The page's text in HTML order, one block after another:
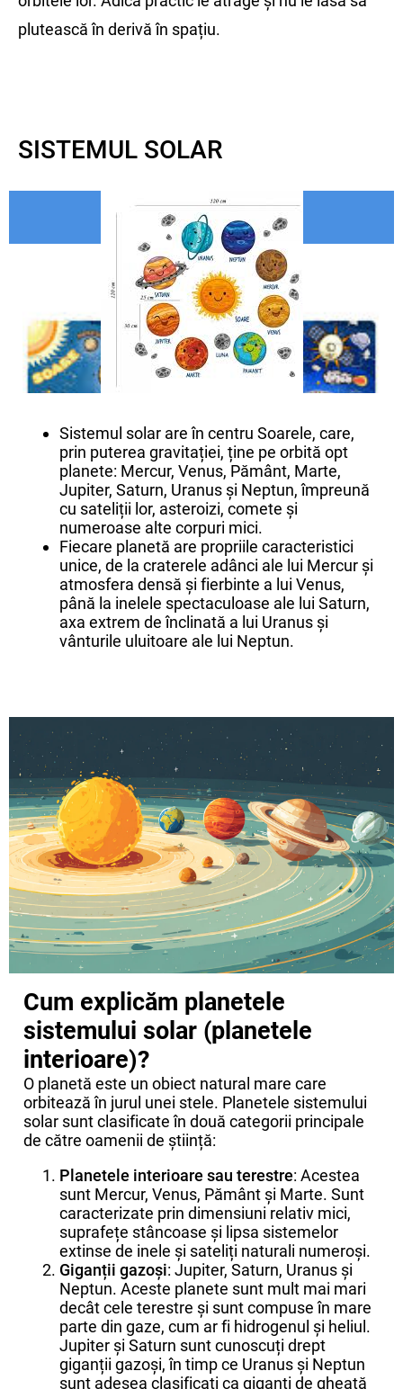
plutească în derivă în spațiu.
SISTEMUL SOLAR
Sistemul solar are în centru Soarele, care,
prin puterea gravitației, ține pe orbită opt
planete: Mercur, Venus, Pământ, Marte,
Jupiter, Saturn, Uranus și Neptun, împreună
cu sateliții lor, asteroizi, comete și
numeroase alte corpuri mici.
Fiecare planetă are propriile caracteristici
unice, de la craterele adânci ale lui Mercur și
atmosfera densă și fierbinte a lui Venus,
până la inelele spectaculoase ale lui Saturn,
axa extrem de înclinată a lui Uranus și
vânturile uluitoare ale lui Neptun.
Cum explicăm planetele
sistemului solar (planetele
interioare)?
O planetă este un obiect natural mare care
orbitează în jurul unei stele. Planetele sistemului
solar sunt clasificate în două categorii principale
de către oamenii de știință:
Planetele interioare sau terestre: Acestea
sunt Mercur, Venus, Pământ și Marte. Sunt
caracterizate prin dimensiuni relativ mici,
suprafețe stâncoase și lipsa sistemelor
extinse de inele și sateliți naturali numeroși.
Giganții gazoși: Jupiter, Saturn, Uranus și
Neptun. Aceste planete sunt mult mai mari
decât cele terestre și sunt compuse în mare
parte din gaze, cum ar fi hidrogenul și heliul.
Jupiter și Saturn sunt cunoscuți drept
giganții gazoși, în timp ce Uranus și Neptun
sunt adesea clasificați ca giganți de gheață